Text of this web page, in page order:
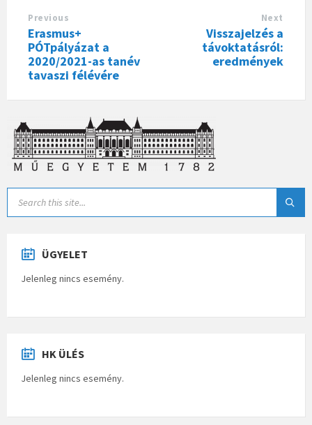
Previous
Erasmus+
PÓTpályázat a
2020/2021-as tanév
tavaszi félévére
Next
Visszajelzés a
távoktatásról:
eredmények
ÜGYELET
Jelenleg nincs esemény.
HK ÜLÉS
Jelenleg nincs esemény.